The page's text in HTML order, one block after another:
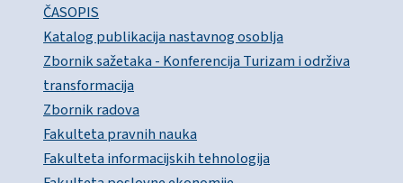
ČASOPIS
Katalog publikacija nastavnog osoblja
Zbornik sažetaka - Konferencija Turizam i održiva
transformacija
Zbornik radova
Fakulteta pravnih nauka
Fakulteta informacijskih tehnologija